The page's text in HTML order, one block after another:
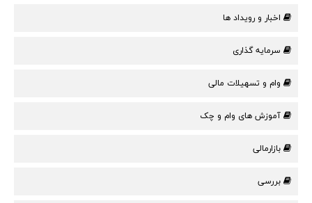
اخبار و رویداد ها
سرمایه گذاری
وام و تسهیلات مالی
آموزش های وام و چک
بازارمالی
بررسی